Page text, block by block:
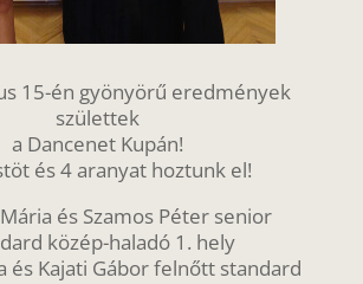
15-én gyönyörű eredmények
születtek
a Dancenet Kupán!
és 4 aranyat hoztunk el!
és Szamos Péter senior
közép-haladó 1. hely
és Kajati Gábor felnőtt standard